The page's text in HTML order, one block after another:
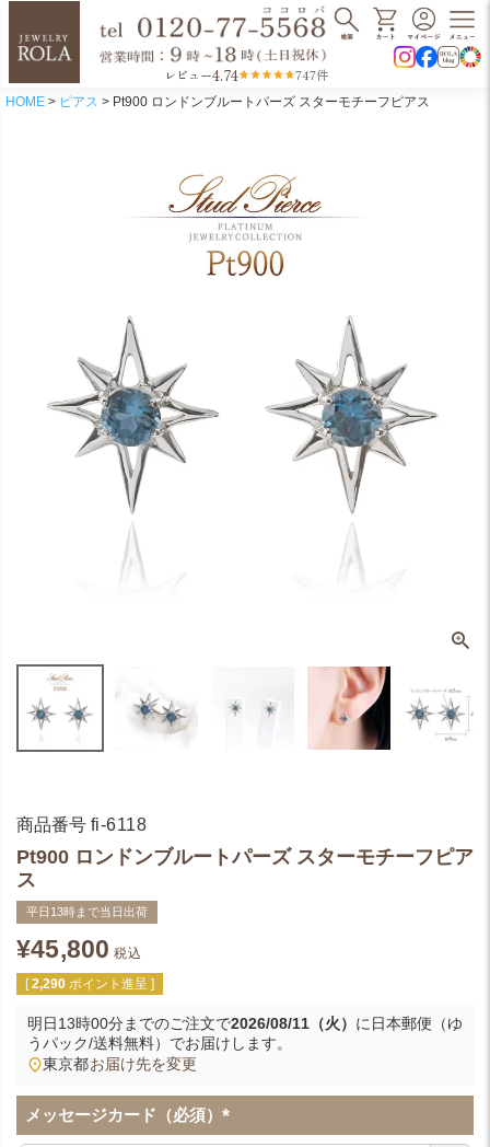
レビュー4.74 747件
HOME ピアス Pt900 ロンドンブルートパーズ スターモチーフピアス
商品番号 fi-6118
Pt900 ロンドンブルートパーズ スターモチーフピア
ス
平日13時まで当日出荷
¥45,800 税込
[ 2,290 ポイント進呈 ]
明日13時00分までのご注文で2026/08/11（火） に 日本郵便（ゆ
うパック/送料無料） でお届けします。
東京都お届け先を変更
メッセージカード（必須）
(